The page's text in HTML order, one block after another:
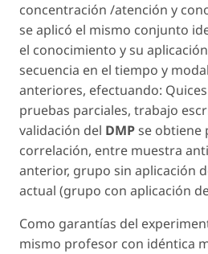
concentración /atención y
se aplicó el mismo conjunto
el conocimiento y su
secuencia en el tiempo y
anteriores, efectuando:
pruebas parciales, trabajo
validación del DMPse obtiene
correlación, entre muestra
anterior, grupo sin aplicación
actual (grupo con aplicación
Como garantías del
mismo profesor con idéntica